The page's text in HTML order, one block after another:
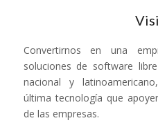
Convertirnos en una
soluciones de software
nacional y
última tecnología que
de las empresas.